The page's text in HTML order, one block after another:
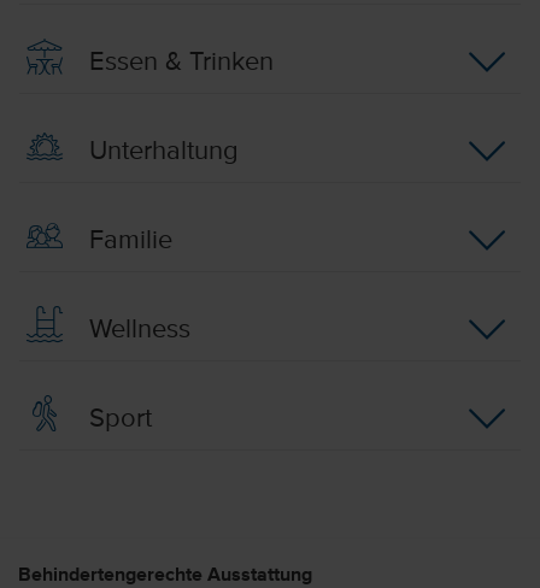
Essen & Trinken
Unterhaltung
Familie
Wellness
Sport
Behindertengerechte Ausstattung